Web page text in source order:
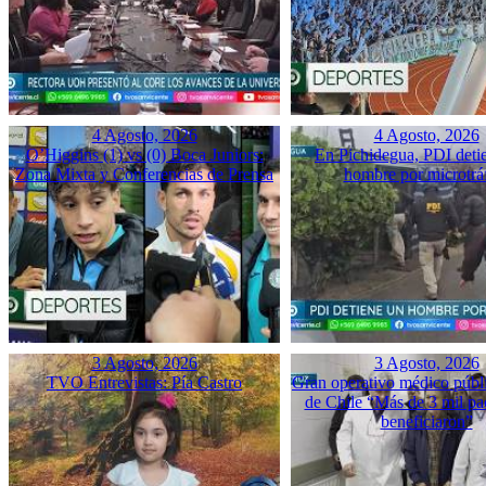
4 Agosto, 2026
O’Higgins (1) vs (0) Boca Juniors:
Zona Mixta y Conferencias de Prensa
4 Agosto, 2026
En Pichidegua, PDI
hombre por
3 Agosto, 2026
TVO Entrevistas: Pía Castro
3 Agosto, 2026
Gran operativo médico
de Chile “Más de 3 mil
beneficiaron”